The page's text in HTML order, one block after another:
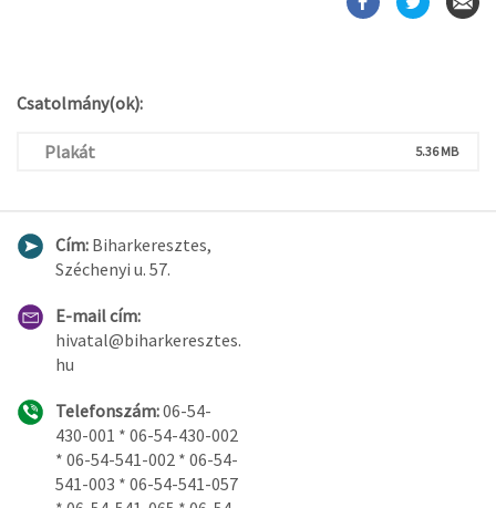
Csatolmány(ok):
Plakát 5.36 MB
Cím: Biharkeresztes,
Széchenyi u. 57.
E-mail cím:
hivatal@biharkeresztes.
hu
Telefonszám:06-54-
430-001 * 06-54-430-002
* 06-54-541-002 * 06-54-
541-003 * 06-54-541-057